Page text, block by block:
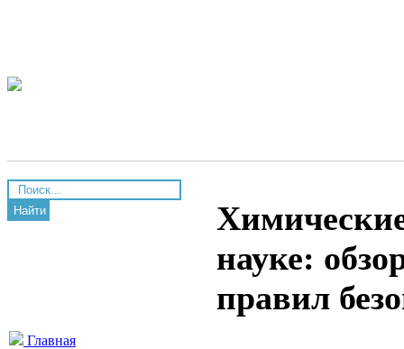
Найти
Главная
науке:
правил